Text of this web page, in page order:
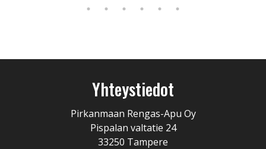
Yhteystiedot
Pirkanmaan Rengas-Apu Oy
Pispalan valtatie 24
33250 Tampere